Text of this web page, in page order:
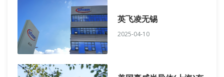
英飞凌无锡
2025-04-10